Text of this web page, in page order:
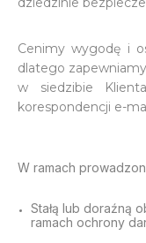
Cenimy wygodę i
dlatego
w siedzibie
korespondencji e-
W ramach
Stałą lub doraźną
ramach ochrony